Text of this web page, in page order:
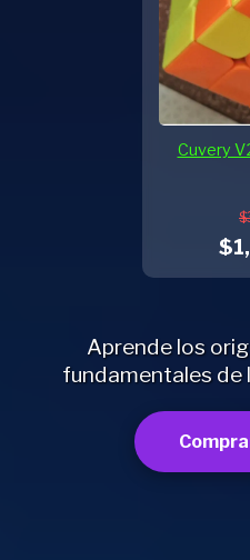
Cuvery
Aprende los
fundamentales de